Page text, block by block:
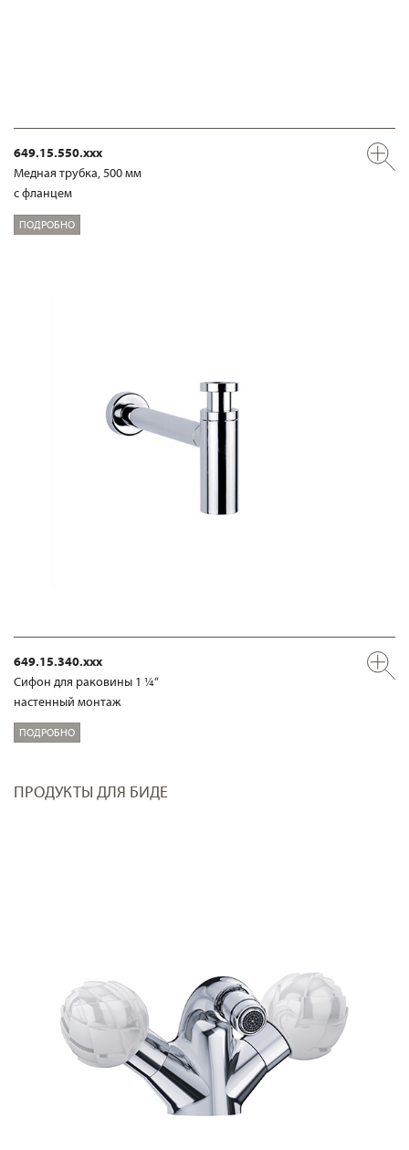
649.15.550.xxx
Медная трубка, 500 мм
с фланцем
ПОДРОБНО
649.15.340.xxx
Сифон для раковины 1 ¼“
настенный монтаж
ПОДРОБНО
ПРОДУКТЫ ДЛЯ БИДЕ